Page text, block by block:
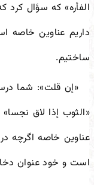
الفأره» که سؤال
داریم عناوین
ساختیم.
«إن قلت»: شما
«الثوب إذا لاق
عناوین خاصه اگرچه
است و خود عنوان